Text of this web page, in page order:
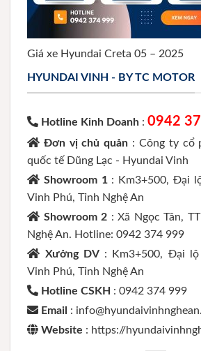
Giá xe Hyundai Creta 05 – 2025
HYUNDAI VINH - BY TC MOTOR
Hotline Kinh Doanh : 0942
Đơn vị chủ quản : Công ty cổ
quốc tế Dũng Lạc - Hyundai Vinh
Showroom 1 : Km3+500, Đại
Vinh Phú, Tỉnh Nghệ An
Showroom 2 : Xã Ngọc Tân,
Nghệ An. Hotline: 0942 374 999
Xưởng DV : Km3+500, Đại
Vinh Phú, Tỉnh Nghệ An
Hotline CSKH : 0942 374 999
Email :
Website : https://